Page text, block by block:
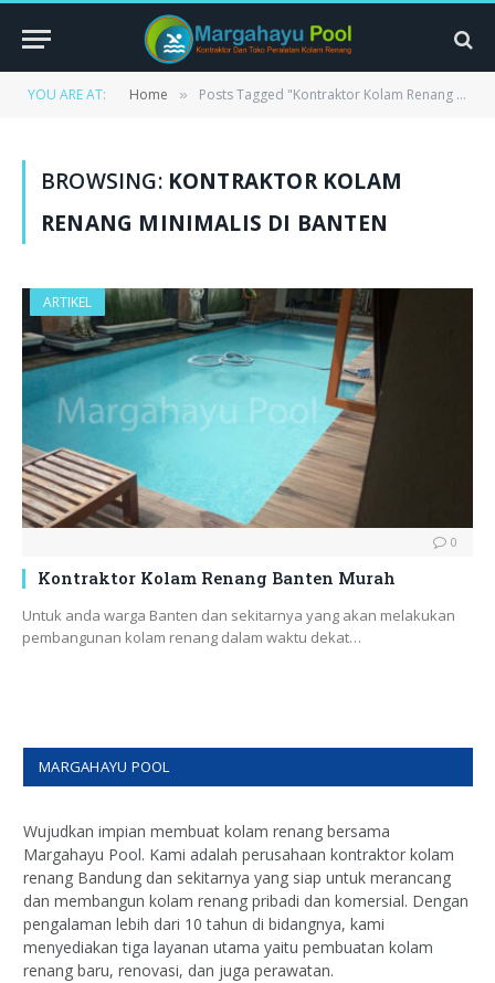
YOU ARE AT: Home » Posts Tagged "Kontraktor Kolam Renang Minimalis di Banten"
BROWSING: KONTRAKTOR KOLAM
RENANG MINIMALIS DI BANTEN
ARTIKEL
0
Kontraktor Kolam Renang Banten Murah
Untuk anda warga Banten dan sekitarnya yang akan melakukan
pembangunan kolam renang dalam waktu dekat…
MARGAHAYU POOL
Wujudkan impian membuat kolam renang bersama
Margahayu Pool. Kami adalah perusahaan kontraktor kolam
renang Bandung dan sekitarnya yang siap untuk merancang
dan membangun kolam renang pribadi dan komersial. Dengan
pengalaman lebih dari 10 tahun di bidangnya, kami
menyediakan tiga layanan utama yaitu pembuatan kolam
renang baru, renovasi, dan juga perawatan.